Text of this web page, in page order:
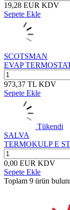
19,28 EUR KDV
Sepete Ekle
SCOTSMAN
EVAP
973,37 TL KDV
Sepete Ekle
Tükendi
SALVA
TERMOKULP E
0,00 EUR KDV
Sepete Ekle
Toplam 9 ürün